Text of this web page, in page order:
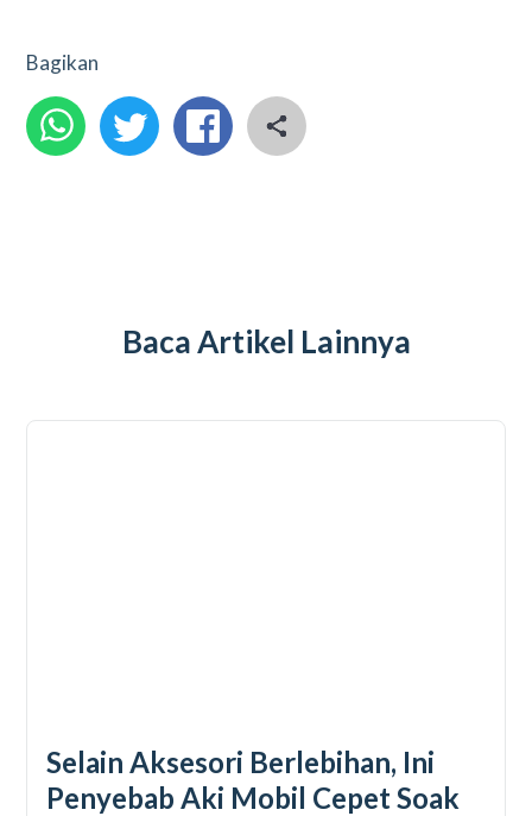
Bagikan
Baca Artikel Lainnya
Selain Aksesori Berlebihan, Ini
Penyebab Aki Mobil Cepet Soak